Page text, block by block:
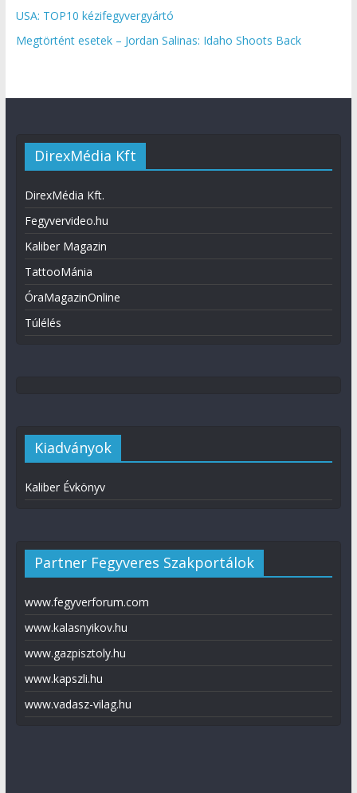
USA: TOP10 kézifegyvergyártó
Megtörtént esetek – Jordan Salinas: Idaho Shoots Back
DirexMédia Kft
DirexMédia Kft.
Fegyvervideo.hu
Kaliber Magazin
TattooMánia
ÓraMagazinOnline
Túlélés
Kiadványok
Kaliber Évkönyv
Partner Fegyveres Szakportálok
www.fegyverforum.com
www.kalasnyikov.hu
www.gazpisztoly.hu
www.kapszli.hu
www.vadasz-vilag.hu